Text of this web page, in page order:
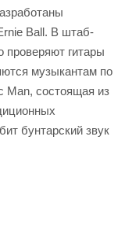
Ball. В штаб-
проверяют гитары
музыкантам по
Man, состоящая из
бунтарский звук